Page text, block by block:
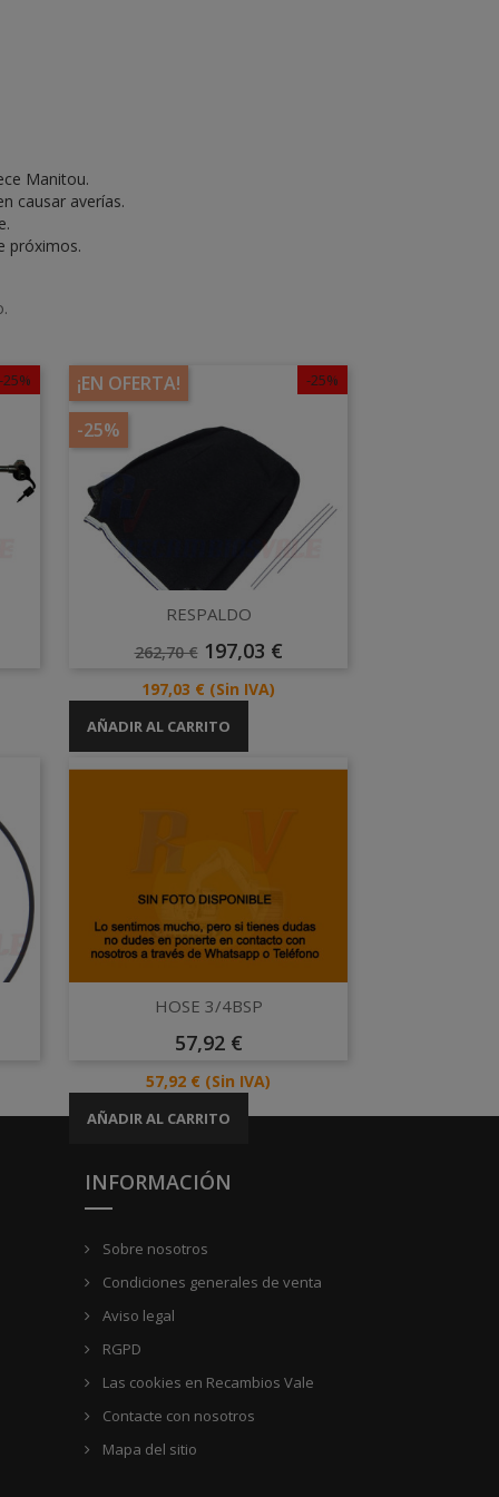
Manitou.
causar averías.
próximos.
-25% -25%
¡EN OFERTA!
-25%
Vista rápida
RESPALDO
Precio
262,70 € Precio
197,03 €
Precio
197,03 € (Sin IVA)
AÑADIR AL CARRITO
Vista rápida
HOSE 3/4BSP
Precio
57,92 €
Precio
57,92 € (Sin IVA)
AÑADIR AL CARRITO
INFORMACIÓN
Sobre nosotros
Condiciones generales de venta
Aviso legal
RGPD
Las cookies en Recambios Vale
Contacte con nosotros
Mapa del sitio